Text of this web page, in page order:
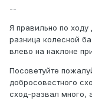
--
Я правильно по
разница колесной
влево на наклоне
Посоветуйте
добросовестного
сход-развал много,